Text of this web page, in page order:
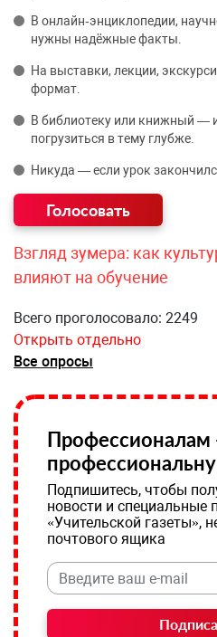
В онлайн‑энциклопедии,
нужны надёжные факты.
На выставки, лекции,
формат.
В библиотеку или книжный —
погрузиться в тему глубже.
Никуда — если урок
Взгляд зумера: как
влияют на обучение
Всего проголосовало: 2249
Открыть отдельно
Все опросы
Подпишитесь, чтобы
новости и специальные
«Учительской газеты»,
почтового ящика